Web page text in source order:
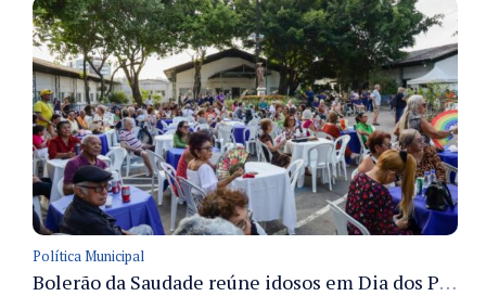
Política Municipal
Bolerão da Saudade reúne idosos em Dia dos Pais promovido pela Fundação Dr. Thomas em Manaus